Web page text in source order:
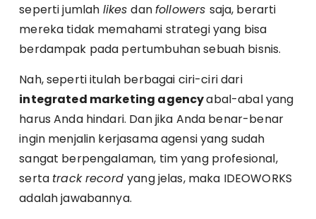
seperti jumlah likesdanfollowers saja, berarti
mereka tidak memahami strategi yang bisa
berdampak pada pertumbuhan sebuah bisnis.
Nah, seperti itulah berbagai ciri-ciri dari
integrated marketing agencyabal-abal yang
harus Anda hindari. Dan jika Anda benar-benar
ingin menjalin kerjasama agensi yang sudah
sangat berpengalaman, tim yang profesional,
serta track recordyang jelas, maka IDEOWORKS
adalah jawabannya.